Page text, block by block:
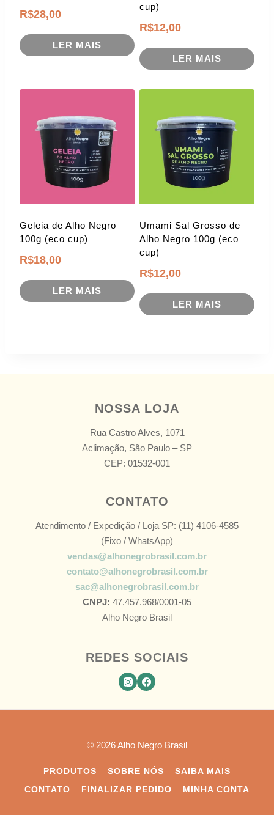
R$28,00
LER MAIS
cup)
R$12,00
LER MAIS
Geleia de Alho Negro
100g (eco cup)
R$18,00
LER MAIS
Umami Sal Grosso de
Alho Negro 100g (eco
cup)
R$12,00
LER MAIS
NOSSA LOJA
Rua Castro Alves, 1071
Aclimação, São Paulo – SP
CEP: 01532-001
CONTATO
Atendimento / Expedição / Loja SP: (11) 4106-4585
(Fixo / WhatsApp)
vendas@alhonegrobrasil.com.br
contato@alhonegrobrasil.com.br
sac@alhonegrobrasil.com.br
CNPJ: 47.457.968/0001-05
Alho Negro Brasil
REDES SOCIAIS
© 2026 Alho Negro Brasil
PRODUTOS SOBRE NÓS
SAIBA MAIS
CONTATO
FINALIZAR PEDIDO MINHA CONTA